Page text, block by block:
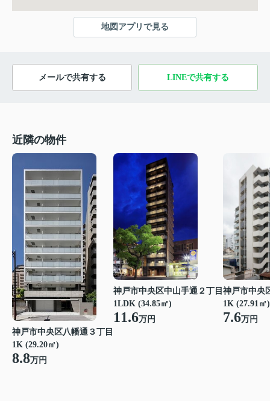
地図アプリで見る
メールで共有する LINEで共有する
近隣の物件
神戸市中央区八幡通３丁目
1K (29.20㎡)
8.8万円
神戸市中央区中山手通２丁目
1LDK (34.85㎡)
11.6万円
神戸市中央
1K (27.91㎡)
7.6万円